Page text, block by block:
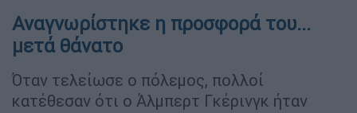
Αναγνωρίστηκε η προσφορά του...
μετά θάνατο
Όταν τελείωσε ο πόλεμος, πολλοί
κατέθεσαν ότι ο Άλμπερτ Γκέρινγκ ήταν